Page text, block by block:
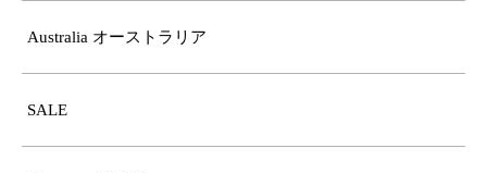
Australia オーストラリア
SALE